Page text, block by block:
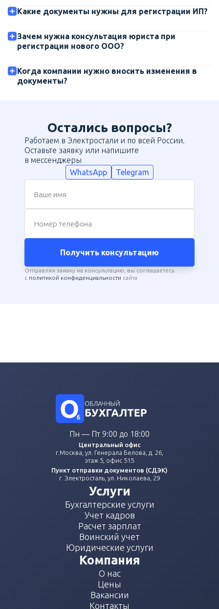
Какие документы нужны для регистрации ИП?
Зачем нужна консультация юриста при
регистрации нового ООО?
Когда компании нужно вносить изменения в
документы?
Остались вопросы?
Работаем в Электростали и по всей России.
Оставьте заявку или напишите
в мессенджеры
WhatsApp
Telegram
Ваше имя
Номер телефона
Получить консультацию
Отправляя заявку на консультацию, вы соглашаетесь
с политикой конфиденциальности сайта
Пн — Пт 9:00 до 18:00
Центральный офис
г.Москва, ул. Генерала Белова, д. 26,
этаж 5, офис 515
Пункт отправки документов (СДЭК)
г. Электросталь, ул. Николаева, 29
Услуги
Бухгалтерские услуги
Учет кадров
Расчет зарплат
Воинский учет
Юридические услуги
Компания
О нас
Цены
Вакансии
Контакты